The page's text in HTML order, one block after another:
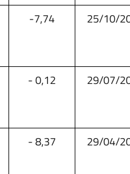
-7,74 25/10/
- 0,12 29/07/
- 8,37 29/04/